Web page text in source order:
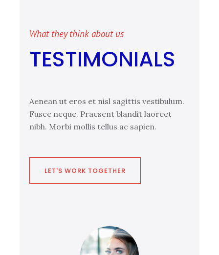
What they think about us
TESTIMONIALS
Aenean ut eros et nisl sagittis vestibulum.
Fusce neque. Praesent blandit laoreet
nibh. Morbi mollis tellus ac sapien.
LET'S WORK TOGETHER